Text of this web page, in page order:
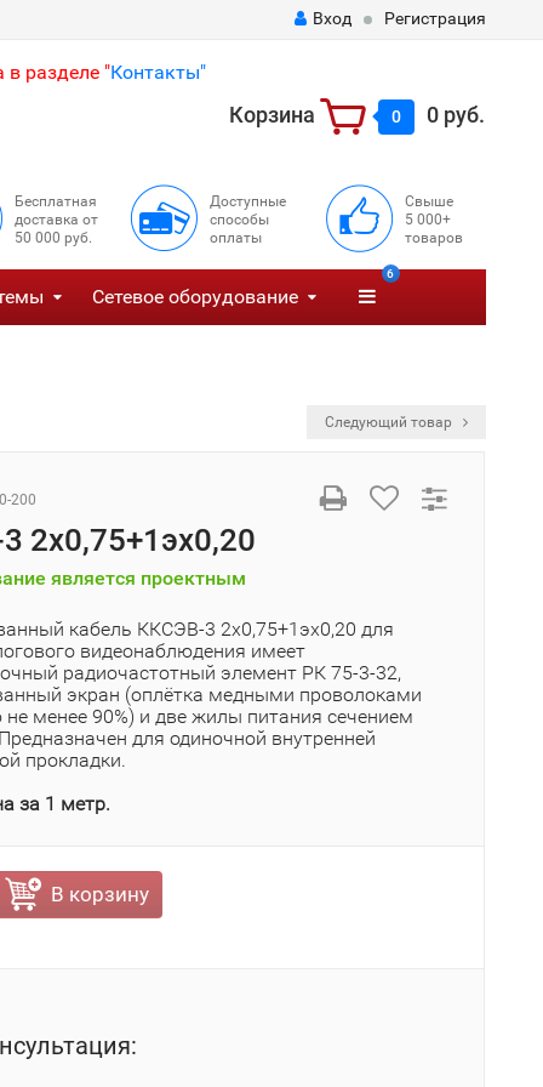
Вход Регистрация
разделе "Контакты"
Корзина 0 0 руб.
Бесплатная
доставка от
50 000 руб.
Доступные
способы
оплаты
Свыше
5 000+
товаров
Сетевое оборудование
6
Следующий товар
200
2х0,75+1эх0,20
является проектным
кабель ККСЭВ-3 2х0,75+1эх0,20 для
видеонаблюдения имеет
радиочастотный элемент РК 75-3-32,
экран (оплётка медными проволоками
не менее 90%) и две жилы питания сечением
для одиночной внутренней
прокладки.
за 1 метр.
В корзину